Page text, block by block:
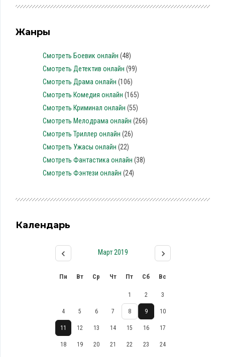
Жанры
Смотреть Боевик онлайн (48)
Смотреть Детектив онлайн (99)
Смотреть Драма онлайн (106)
Смотреть Комедия онлайн (165)
Смотреть Криминал онлайн (55)
Смотреть Мелодрама онлайн (266)
Смотреть Триллер онлайн (26)
Смотреть Ужасы онлайн (22)
Смотреть Фантастика онлайн (38)
Смотреть Фэнтези онлайн (24)
Календарь
Март 2019
Пн Вт Ср Чт Пт Сб Вс
1 2 3
4 5 6 7 8 9 10
11 12 13 14 15 16 17
18 19 20 21 22 23 24